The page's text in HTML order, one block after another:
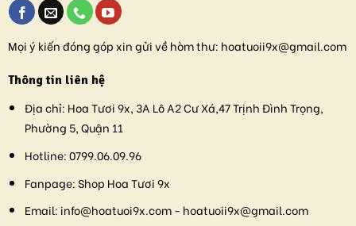
Mọi ý kiến đóng góp xin gửi về hòm thư: hoatuoii9x@gmail.com
Thông tin liên hệ
Địa chỉ: Hoa Tươi 9x, 3A Lô A2 Cư Xá,47 Trịnh Đình Trọng,
Phường 5, Quận 11
Hotline:0799.06.09.96
Fanpage:Shop Hoa Tươi 9x
Email: info@hoatuoi9x.com - hoatuoii9x@gmail.com